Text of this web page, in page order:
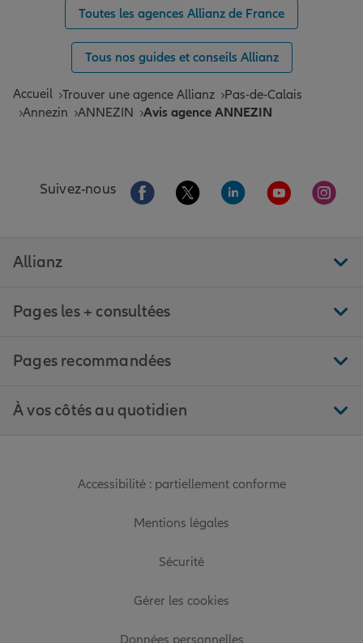
Toutes les agences Allianz de France
Tous nos guides et conseils Allianz
Accueil Trouver une agence Allianz
Pas-de-Calais
Annezin
ANNEZIN Avis agence ANNEZIN
Suivez-nous Aller sur la page Facebook de Allianz
Aller sur la page Twitter de
Aller sur la page
Aller sur la
Aller
Allianz
Pages les + consultées
Pages recommandées
À vos côtés au quotidien
Accessibilité : partiellement conforme
Mentions légales
Sécurité
Gérer les cookies